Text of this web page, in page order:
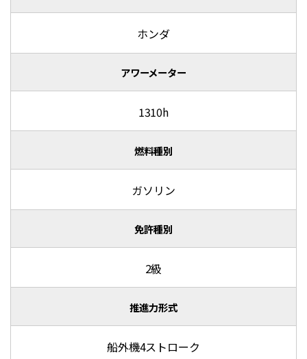
ホンダ
アワーメーター
1310h
燃料種別
ガソリン
免許種別
2級
推進力形式
船外機4ストローク